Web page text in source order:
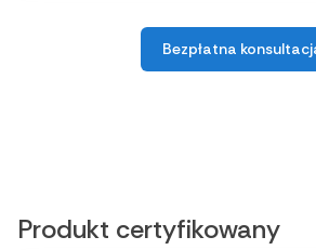
Bezpłatna
Produkt certyfikowany